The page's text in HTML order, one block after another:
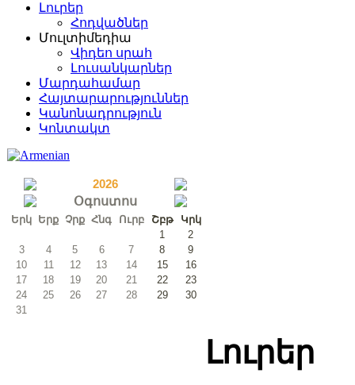
Լուրեր
Հոդվածներ
Մուլտիմեդիա
Վիդեո սրահ
Լուսանկարներ
Մարդահամար
Հայտարարություններ
Կանոնադրություն
Կոնտակտ
2026
Օգոստոս
Երկ Երք Չրք Հնգ Ուրբ Շբթ
Կրկ
1
2
3
4 5 6 7 8
9
10
11 12 13 14 15
16
17
18 19 20 21 22
23
24
25 26 27 28 29
30
31
Լուրեր